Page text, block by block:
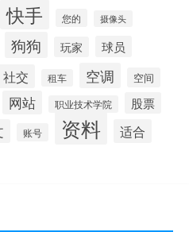
快手 您的 摄像头
狗狗 玩家
球员
社交 租车 空调 空间
网站 职业技术学院 股票
账号 资料 适合